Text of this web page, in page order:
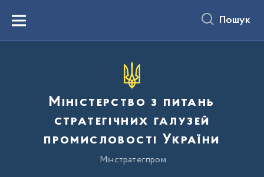
вмістуMenu Пошук
Міністерство з питань
стратегічних галузей
промисловості України
Мінстратегпром